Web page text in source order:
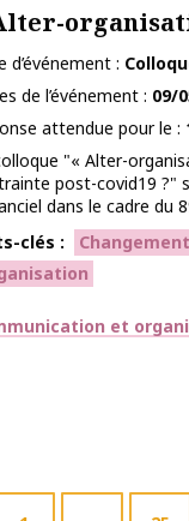
d’événement
de l’événement
09/
attendue pour le
"« Alter-
post-covid19 ?"
dans le cadre du
clés
Changement
et